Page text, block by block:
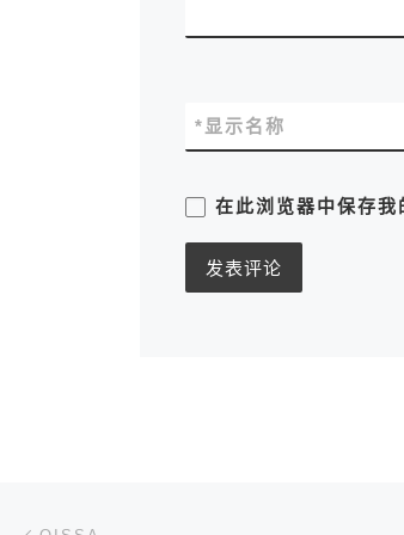
显示名称
*
在此浏览器中保存我
文章导航